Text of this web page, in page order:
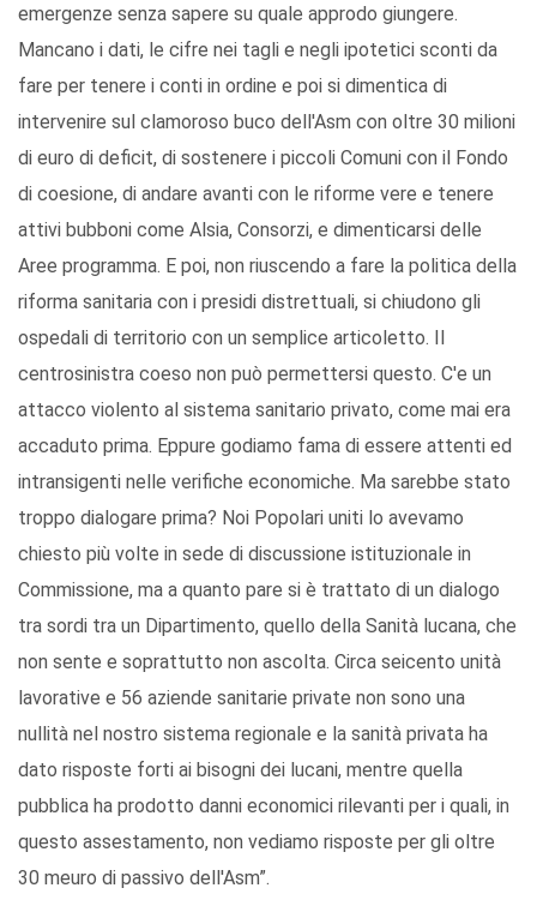
emergenze senza sapere su quale approdo giungere.
Mancano i dati, le cifre nei tagli e negli ipotetici sconti da
fare per tenere i conti in ordine e poi si dimentica di
intervenire sul clamoroso buco dell'Asm con oltre 30 milioni
di euro di deficit, di sostenere i piccoli Comuni con il Fondo
di coesione, di andare avanti con le riforme vere e tenere
attivi bubboni come Alsia, Consorzi, e dimenticarsi delle
Aree programma. E poi, non riuscendo a fare la politica della
riforma sanitaria con i presidi distrettuali, si chiudono gli
ospedali di territorio con un semplice articoletto. Il
centrosinistra coeso non può permettersi questo. C'e un
attacco violento al sistema sanitario privato, come mai era
accaduto prima. Eppure godiamo fama di essere attenti ed
intransigenti nelle verifiche economiche. Ma sarebbe stato
troppo dialogare prima? Noi Popolari uniti lo avevamo
chiesto più volte in sede di discussione istituzionale in
Commissione, ma a quanto pare si è trattato di un dialogo
tra sordi tra un Dipartimento, quello della Sanità lucana, che
non sente e soprattutto non ascolta. Circa seicento unità
lavorative e 56 aziende sanitarie private non sono una
nullità nel nostro sistema regionale e la sanità privata ha
dato risposte forti ai bisogni dei lucani, mentre quella
pubblica ha prodotto danni economici rilevanti per i quali, in
questo assestamento, non vediamo risposte per gli oltre
30 meuro di passivo dell'Asm”.